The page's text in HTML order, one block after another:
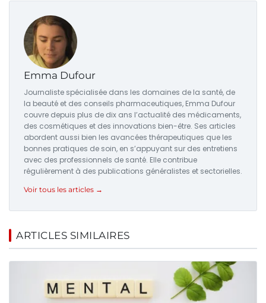
Emma Dufour
Journaliste spécialisée dans les domaines de la santé, de
la beauté et des conseils pharmaceutiques, Emma Dufour
couvre depuis plus de dix ans l’actualité des médicaments,
des cosmétiques et des innovations bien-être. Ses articles
abordent aussi bien les avancées thérapeutiques que les
bonnes pratiques de soin, en s’appuyant sur des entretiens
avec des professionnels de santé. Elle contribue
régulièrement à des publications généralistes et sectorielles.
Voir tous les articles →
ARTICLES SIMILAIRES